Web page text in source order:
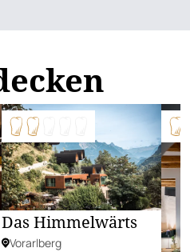
Das Himmelwärts
Vorarlberg